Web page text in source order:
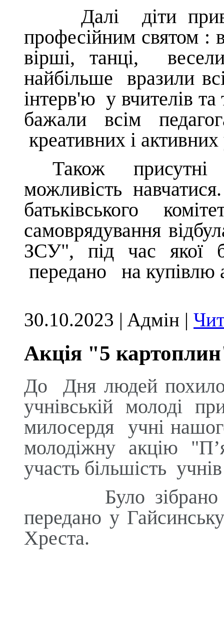
Далі діти
професійним святом :
вірші, танці,
найбільше вразили
інтерв'ю у вчителів та
бажали всім
креативних і активних
Також присутні
можливість
батьківського
самоврядування
ЗСУ", під час якої
передано на купівлю
30.10.2023 | Aдмін |
Акція "5
До Дня людей
учнівській молоді
милосердя учні
молодіжну акцію
участь більшість
Було зібрано
передано у
Хреста.